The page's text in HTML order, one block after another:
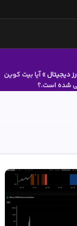
دیجیتال»آیا بیت کوین
شده است.؟